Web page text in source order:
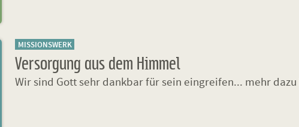
MISSIONSWERK
Versorgung aus dem Himmel
Wir sind Gott sehr dankbar für sein eingreifen... mehr dazu